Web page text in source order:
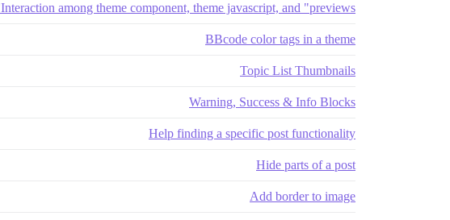
Interaction among theme component, theme javascript, and "previews"
BBcode color tags in a theme
Topic List Thumbnails
Warning, Success & Info Blocks
Help finding a specific post functionality
Hide parts of a post
Add border to image